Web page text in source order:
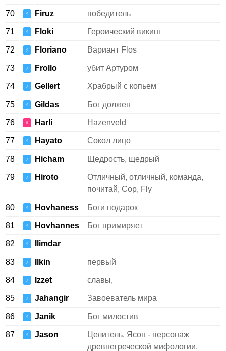
70 ♂ Firuz победитель
71 ♂ Floki Героический викинг
72 ♂ Floriano Вариант Flos
73 ♂ Frollo убит Артуром
74 ♂ Gellert Храбрый с копьем
75 ♂ Gildas Бог должен
76 ♀ Harli Hazenveld
77 ♂ Hayato Сокол лицо
78 ♂ Hicham Щедрость, щедрый
79 ♂ Hiroto
Отличный, отличный, команда,
почитай, Сор, Fly
80 ♂ Hovhaness Боги подарок
81 ♂ Hovhannes Бог примиряет
82 ♂ Ilimdar
83 ♂ Ilkin первый
84 ♂ Izzet славы,
85 ♂ Jahangir Завоеватель мира
86 ♂ Janik Бог милостив
87 ♂ Jason
Целитель. Ясон - персонаж
древнегреческой мифологии.